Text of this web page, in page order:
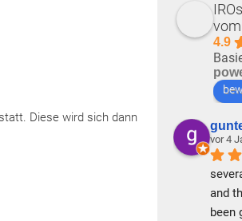
Diese wird sich dann
4.9
vor 4
and
been